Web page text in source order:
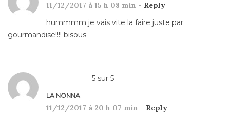
11/12/2017 à 15 h 08 min - Reply
hummmm je vais vite la faire juste par
gourmandise!!!! bisous
5 sur 5
LA NONNA
11/12/2017 à 20 h 07 min - Reply